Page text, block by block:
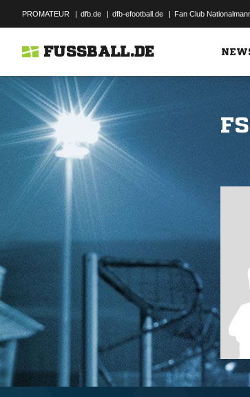
PROMATEUR | dfb.de | dfb-efootball.de | Fan Club
FUSSBALL.DE